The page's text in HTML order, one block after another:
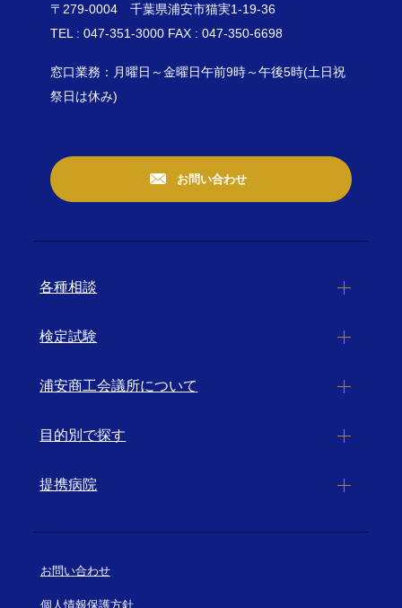
〒279-0004 千葉県浦安市猫実1-19-36
TEL : 047-351-3000 FAX : 047-350-6698
窓口業務：月曜日～金曜日午前9時～午後5時(土日祝
祭日は休み)
お問い合わせ
各種相談
検定試験
浦安商工会議所について
目的別で探す
提携病院
お問い合わせ
個人情報保護方針